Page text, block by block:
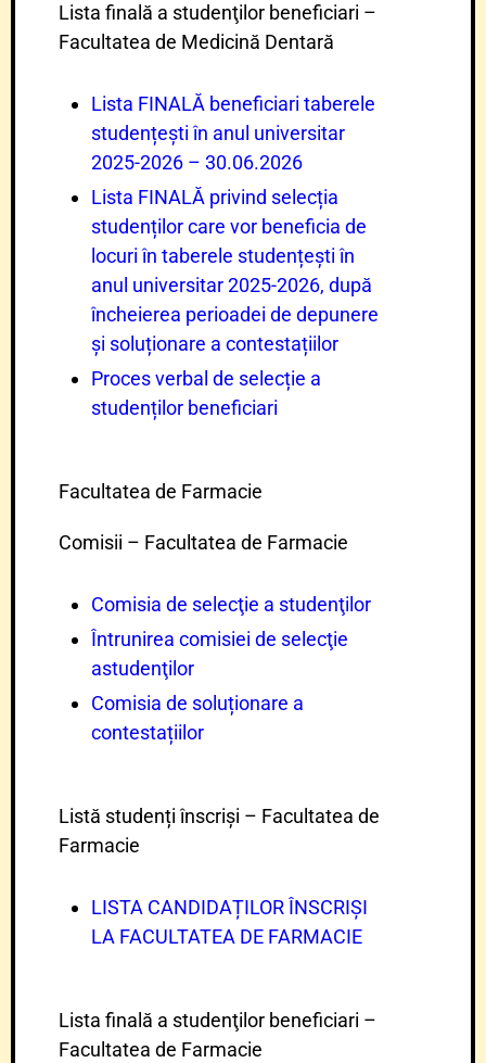
Lista finală a studenţilor beneficiari –
Facultatea de Medicină Dentară
Lista FINALĂ beneficiari taberele
studențești în anul universitar
2025-2026 – 30.06.2026
Lista FINALĂ privind selecția
studenților care vor beneficia de
locuri în taberele studențești în
anul universitar 2025-2026, după
încheierea perioadei de depunere
și soluționare a contestațiilor
Proces verbal de selecție a
studenților beneficiari
Facultatea de Farmacie
Comisii – Facultatea de Farmacie
Comisia de selecţie a studenţilor
Întrunirea comisiei de selecţie
astudenţilor
Comisia de soluționare a
contestațiilor
Listă studenți înscriși – Facultatea de
Farmacie
LISTA CANDIDAȚILOR ÎNSCRIȘI
LA FACULTATEA DE FARMACIE
Lista finală a studenţilor beneficiari –
Facultatea de Farmacie